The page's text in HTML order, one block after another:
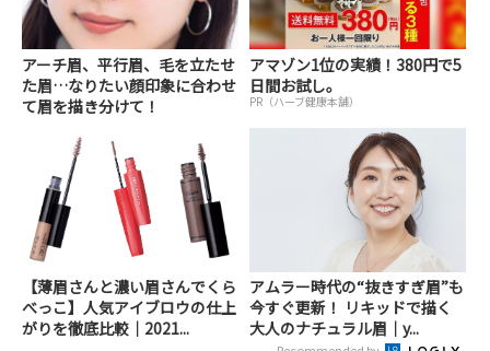
アーチ眉、平行眉、毛を立たせ
た眉…なりたい顔印象に合わせ
て眉を描き分けて！
アマゾン1位の実績！380円で5
日間お試し。
PR（ハーブ健康本舗）
【薄眉さんと濃い眉さんでくら
べっこ】人気アイブロウの仕上
がりを徹底比較｜2021...
アムラー時代の“抜きすぎ眉”も
今すぐ更新！ リキッドで描く
大人のナチュラル眉｜y...